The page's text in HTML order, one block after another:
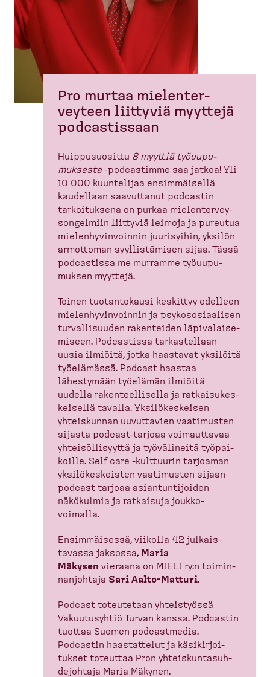
Pro murtaa mielen­ter­
veyteen liittyviä myyttejä
podcas­tissaan
Huippusuosittu 8 myyttiä työuupu­
muksesta -​podcastimme saa jatkoa! Yli
10 000 kuuntelijaa ensimmäisellä
kaudellaan saavuttanut podcastin
tarkoi­tuksena on purkaa mielen­ter­vey­
son­gelmiin liittyviä leimoja ja pureutua
mielen­hy­vin­voinnin juurisyihin, yksilön
armottoman syyllis­tämisen sijaa. Tässä
podcastissa me murramme työuupu­
muksen myyttejä.
Toinen tuotan­tokausi keskittyy edelleen
mielen­hy­vin­voinnin ja psykoso­si­aalisen
turval­li­suuden rakenteiden läpiva­lai­se­
miseen. Podcastissa tarkas­tellaan
uusia ilmiöitä, jotka haastavat yksilöitä
työelämässä. Podcast haastaa
lähestymään työelämän ilmiöitä
uudella rakenteel­lisella ja ratkai­su­kes­
keisellä tavalla. Yksilö­kes­keisen
yhteis­kunnan uuvuttavien vaatimusten
sijasta podcast-​tarjoaa voimauttavaa
yhteisöl­li­syyttä ja työvälineitä työpai­
koille. Self care -​kulttuurin tarjoaman
yksilö­kes­keisten vaatimusten sijaan
podcast tarjoaa asiantun­ti­joiden
näkökulmia ja ratkaisuja joukko­
voimalla.
Ensimmäisessä, viikolla 42 julkais­
tavassa jaksossa, Maria
Mäkysen vieraana on MIELI ry:n toimin­
nan­johtaja Sari Aalto-​Matturi.
Podcast toteutetaan yhteis­työssä
Vakuutusyhtiö Turvan kanssa. Podcastin
tuottaa Suomen podcastmedia.
Podcastin haastattelut ja käsikir­joi­
tukset toteuttaa Pron yhteis­kun­ta­suh­
de­johtaja Maria Mäkynen.